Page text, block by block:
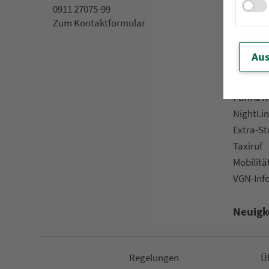
0911 27075-99
Zum Kon­taktformular
App
Park &
Extra-
Taxiruf
VGN-
Re­ge­lungen